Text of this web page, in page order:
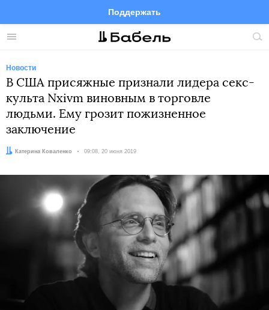
Меню
Поддержать
FacebookTelegramTwitter
Новости
В США присяжные признали лидера секс-
культа Nxivm виновным в торговле
людьми. Ему грозит пожизненное
заключение
Автор:Катерина Коваленко Дата:
09:08, 20 июня 2019